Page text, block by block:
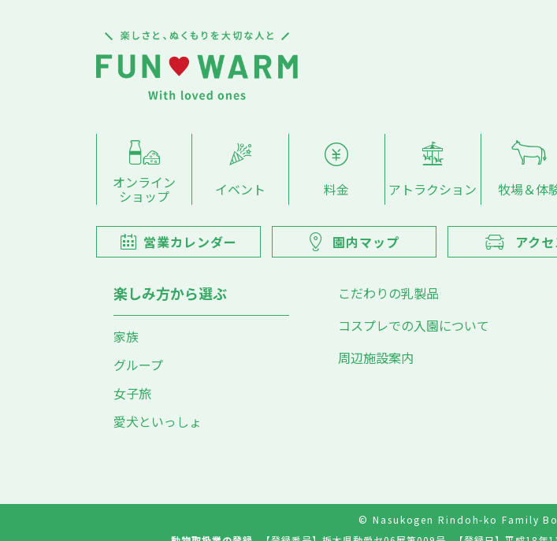
オンライン
ショップ イベント 料金 アトラクション 牧場＆体
営業カレンダー 園内マップ アク
楽しみ方から選ぶ
家族
グループ
女子旅
愛犬といっしょ
こだわりの乳製品
コスプレでの入園について
周辺施設案内
© Nasukogen Rindoh-ko Family